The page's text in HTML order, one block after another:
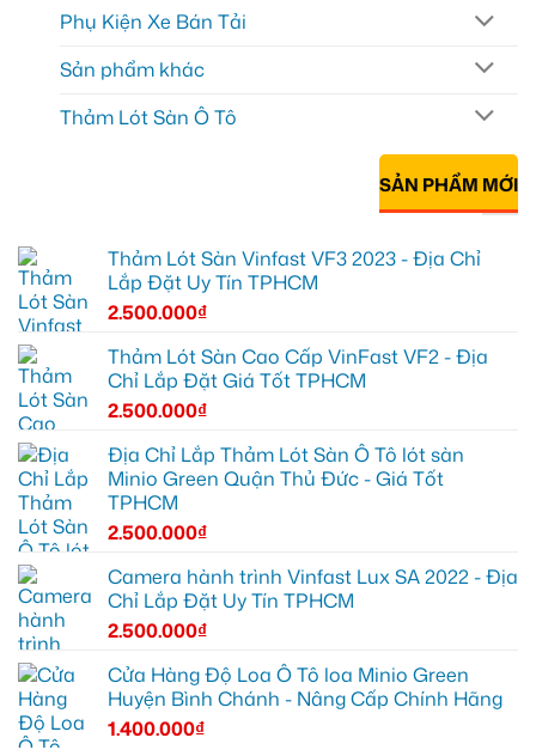
Phụ Kiện Xe Bán Tải
Sản phẩm khác
Thảm Lót Sàn Ô Tô
SẢN PHẨM MỚI
Thảm Lót Sàn Vinfast VF3 2023 - Địa Chỉ
Lắp Đặt Uy Tín TPHCM
2.500.000₫
Thảm Lót Sàn Cao Cấp VinFast VF2 - Địa
Chỉ Lắp Đặt Giá Tốt TPHCM
2.500.000₫
Địa Chỉ Lắp Thảm Lót Sàn Ô Tô lót sàn
Minio Green Quận Thủ Đức - Giá Tốt
TPHCM
2.500.000₫
Camera hành trình Vinfast Lux SA 2022 - Địa
Chỉ Lắp Đặt Uy Tín TPHCM
2.500.000₫
Cửa Hàng Độ Loa Ô Tô loa Minio Green
Huyện Bình Chánh - Nâng Cấp Chính Hãng
1.400.000₫